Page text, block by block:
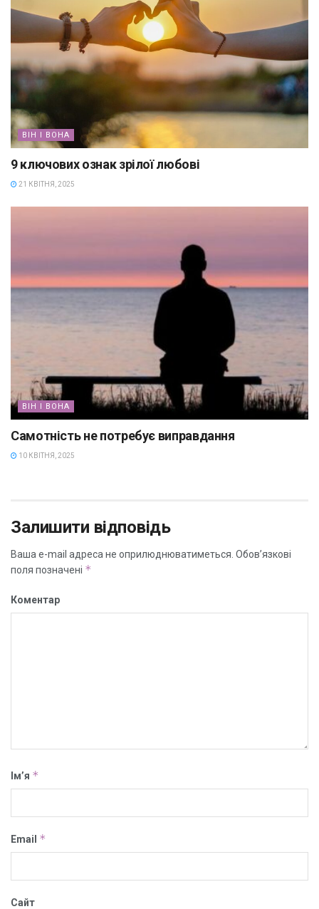
ВІН І ВОНА
9 ключових ознак зрілої любові
21 КВІТНЯ, 2025
ВІН І ВОНА
Самотність не потребує виправдання
10 КВІТНЯ, 2025
Залишити відповідь
Ваша e-mail адреса не оприлюднюватиметься. Обов’язкові
поля позначені *
Коментар
Ім’я *
Email *
Сайт